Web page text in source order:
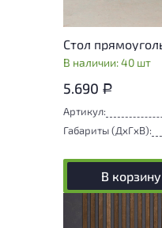
В наличии: 40 шт
5.690 Р
Артикул:
Габариты (ДxГxВ):
В корзину